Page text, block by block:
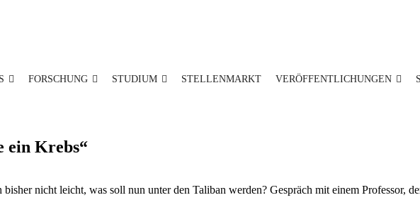
FORSCHUNG STUDIUM STELLENMARKT VERÖFFENTLICHUNGEN
ein Krebs“
nicht leicht, was soll nun unter den Taliban werden? Gespräch mit einem Professor,